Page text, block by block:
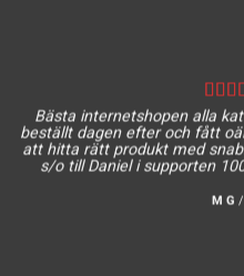
Bästa internetshopen alla
beställt dagen efter och fått
att hitta rätt produkt med
s/o till Daniel i supporten
M G /